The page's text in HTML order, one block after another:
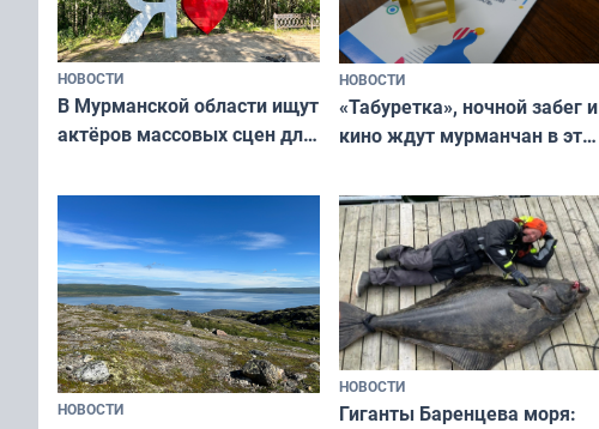
НОВОСТИ
В Мурманской области ищут
актёров массовых сцен для
короткометражном фильме
НОВОСТИ
«Табуретка», ночной забег и
кино ждут мурманчан в эти
НОВОСТИ
НОВОСТИ
Гиганты Баренцева моря: